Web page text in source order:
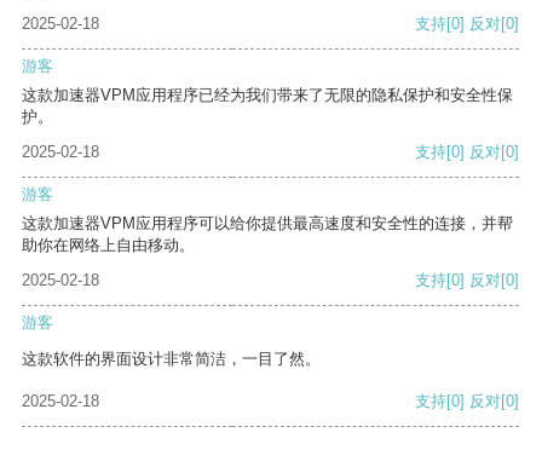
2025-02-18
支持[0] 反对[0]
游客
这款加速器VPM应用程序已经为我们带来了无限的隐私保护和安全性保
护。
2025-02-18
支持[0] 反对[0]
游客
这款加速器VPM应用程序可以给你提供最高速度和安全性的连接，并帮
助你在网络上自由移动。
2025-02-18
支持[0] 反对[0]
游客
这款软件的界面设计非常简洁，一目了然。
2025-02-18 支持[0] 反对[0]